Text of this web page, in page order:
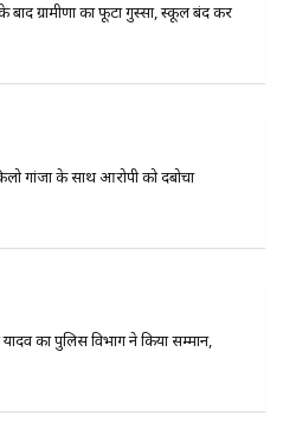
ग्रामीणों का फूटा गुस्सा, स्कूल बंद कर
गांजा के साथ आरोपी को दबोचा
का पुलिस विभाग ने किया सम्मान,